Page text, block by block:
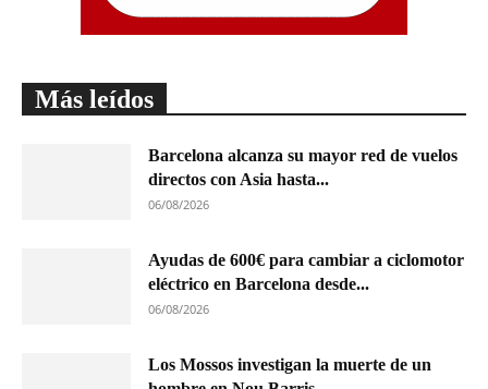
Más leídos
Barcelona alcanza su mayor red de vuelos
directos con Asia hasta...
06/08/2026
Ayudas de 600€ para cambiar a ciclomotor
eléctrico en Barcelona desde...
06/08/2026
Los Mossos investigan la muerte de un